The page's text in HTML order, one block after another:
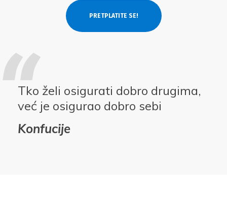
Tko želi osigurati dobro drugima,
već je osigurao dobro sebi
Konfucije